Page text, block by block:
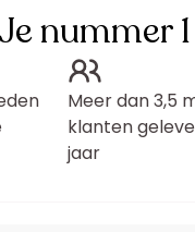
nummer
Meer dan 3,5
klanten
jaar